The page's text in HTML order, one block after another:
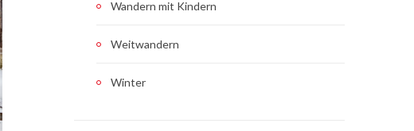
Wandern mit Kindern
Weitwandern
Winter